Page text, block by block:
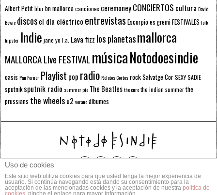
Albert Petitblurbn mallorcacanciones ceremoneyCONCIERTOS cultura David
Bowie discosel día eléctrico entrevistas Escorpioes gremiFESTIVALES folk
hipster Indie jane yo l.a. Lava fizz los planetasmallorca
MALLORCA LIve FESTIVAL músicaNotodoesindie
oasis Pau Forner Playlist pop radioRelatos CortosrockSalvatge CorSEXY SADIE
sputnik sputnik radio summer pie The Beatlesthe curethe indian summerthe
prussians the wheelsu2 veranoálbumes
© 2014 Todos los derechos reservados.
Uso de cookies
Este sitio web utiliza cookies para que usted tenga la mejor experiencia de
usuario. Si continúa navegando está dando su consentimiento para la
aceptación de las mencionadas cookies y la aceptación de nuestra política de
cookies , pinche el enlace para mayor información.